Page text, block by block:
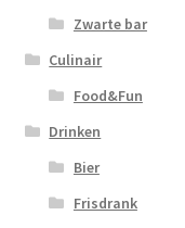
Zwarte bar
Culinair
Food&Fun
Drinken
Bier
Frisdrank